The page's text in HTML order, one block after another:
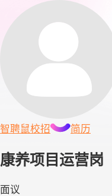
智聘鼠校招 简历
康养项目运营岗
面议